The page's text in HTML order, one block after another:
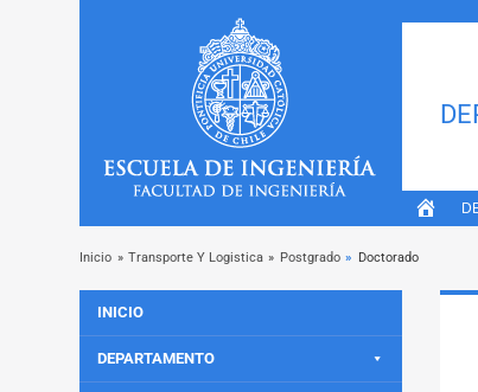
Inicio » Transporte Y Logistica » Postgrado » Doctorado
INICIO
DEPARTAMENTO